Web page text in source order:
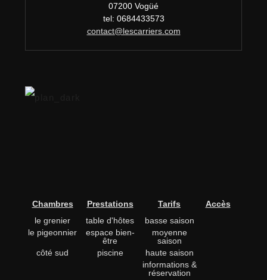
07200 Vogüé
tel: 0684433573
contact@lescarriers.com
Chambres Prestations Tarifs
Accès
le grenier
table d'hôtes
basse saison
le pigeonnier
espace bien-
être
moyenne
saison
côté sud
piscine
haute saison
informations &
réservation